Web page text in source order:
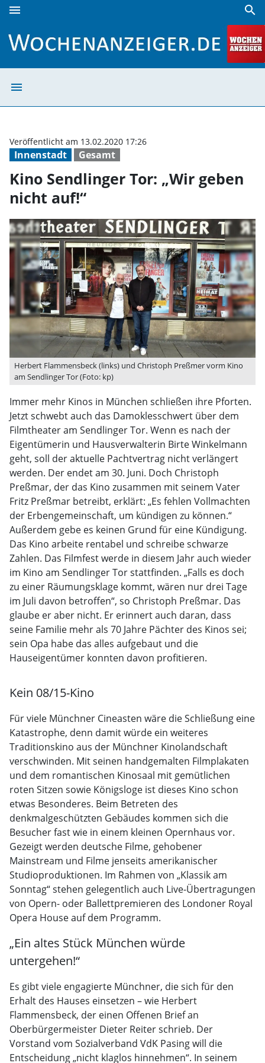
menu search
menu
Innenstadt Gesamt
Veröffentlicht am 13.02.2020 17:26
Kino Sendlinger Tor: „Wir geben
nicht auf!“
Herbert Flammensbeck (links) und Christoph Preßmer vorm Kino
am Sendlinger Tor (Foto: kp)
Immer mehr Kinos in München schließen ihre Pforten.
Jetzt schwebt auch das Damoklesschwert über dem
Filmtheater am Sendlinger Tor. Wenn es nach der
Eigentümerin und Hausverwalterin Birte Winkelmann
geht, soll der aktuelle Pachtvertrag nicht verlängert
werden. Der endet am 30. Juni. Doch Christoph
Preßmar, der das Kino zusammen mit seinem Vater
Fritz Preßmar betreibt, erklärt: „Es fehlen Vollmachten
der Erbengemeinschaft, um kündigen zu können.“
Außerdem gebe es keinen Grund für eine Kündigung.
Das Kino arbeite rentabel und schreibe schwarze
Zahlen. Das Filmfest werde in diesem Jahr auch wieder
im Kino am Sendlinger Tor stattfinden. „Falls es doch
zu einer Räumungsklage kommt, wären nur drei Tage
im Juli davon betroffen“, so Christoph Preßmar. Das
glaube er aber nicht. Er erinnert auch daran, dass
seine Familie mehr als 70 Jahre Pächter des Kinos sei;
sein Opa habe das alles aufgebaut und die
Hauseigentümer konnten davon profitieren.
Kein 08/15-Kino
Für viele Münchner Cineasten wäre die Schließung eine
Katastrophe, denn damit würde ein weiteres
Traditionskino aus der Münchner Kinolandschaft
verschwinden. Mit seinen handgemalten Filmplakaten
und dem romantischen Kinosaal mit gemütlichen
roten Sitzen sowie Königsloge ist dieses Kino schon
etwas Besonderes. Beim Betreten des
denkmalgeschützten Gebäudes kommen sich die
Besucher fast wie in einem kleinen Opernhaus vor.
Gezeigt werden deutsche Filme, gehobener
Mainstream und Filme jenseits amerikanischer
Studioproduktionen. Im Rahmen von „Klassik am
Sonntag“ stehen gelegentlich auch Live-Übertragungen
von Opern- oder Ballettpremieren des Londoner Royal
Opera House auf dem Programm.
„Ein altes Stück München würde
untergehen!“
Es gibt viele engagierte Münchner, die sich für den
Erhalt des Hauses einsetzen – wie Herbert
Flammensbeck, der einen Offenen Brief an
Oberbürgermeister Dieter Reiter schrieb. Der
Vorstand vom Sozialverband VdK Pasing will die
Entscheidung „nicht klaglos hinnehmen“. In seinem